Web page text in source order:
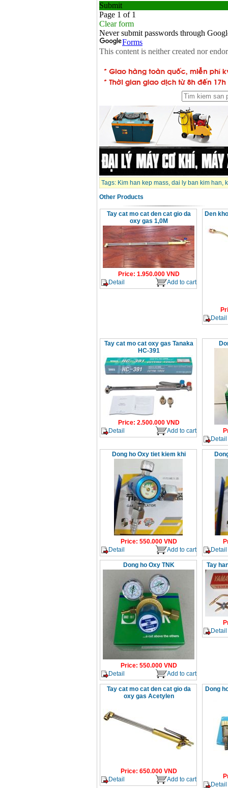
Tags: Kim han kep mass, dai ly ban kim han,
Other Products
Tay cat mo cat den cat gio da
oxy gas 1,0M
Price: 1.950.000 VND
Detail
Add to cart
Den
Detail
Tay cat mo cat oxy gas Tanaka
HC-391
Price: 2.500.000 VND
Detail
Add to cart
Detail
Dong ho Oxy tiet kiem khi
Price: 550.000 VND
Detail
Add to cart
Detail
Dong ho Oxy TNK
Price: 550.000 VND
Detail
Add to cart
Tay
Detail
Tay cat mo cat den cat gio da
oxy gas Acetylen
Price: 650.000 VND
Detail
Add to cart
Dong
Detail